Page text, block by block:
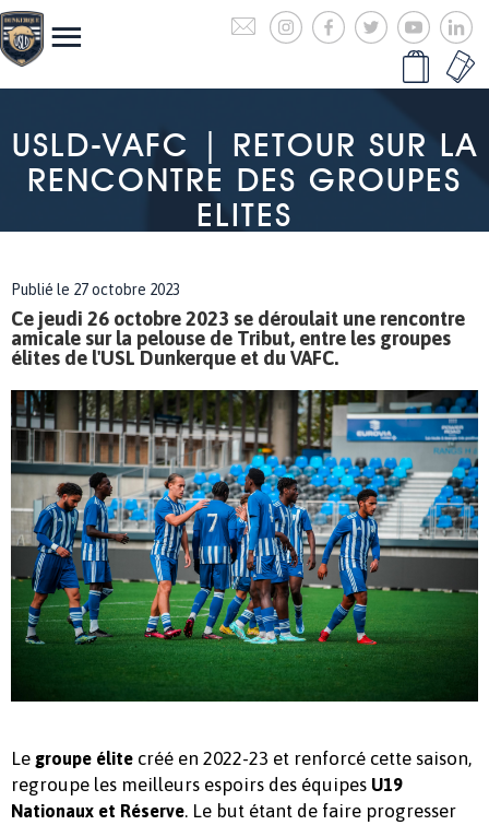
USLD-VAFC | RETOUR SUR LA
RENCONTRE DES GROUPES
ELITES
Publié le 27 octobre 2023
Ce jeudi 26 octobre 2023 se déroulait une rencontre
amicale sur la pelouse de Tribut, entre les groupes
élites de l'USL Dunkerque et du VAFC.
Le groupe élite créé en 2022-23 et renforcé cette saison,
regroupe les meilleurs espoirs des équipes U19
Nationaux et Réserve. Le but étant de faire progresser